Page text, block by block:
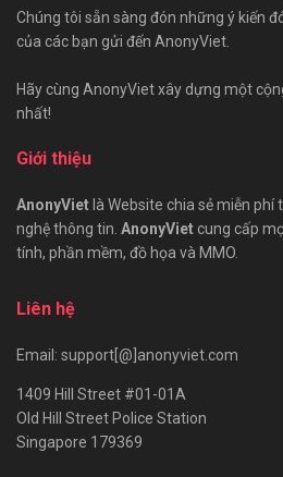
Chúng tôi sẵn sàng đón những ý kiến
của các bạn gửi đến AnonyViet.
Hãy cùng AnonyViet xây dựng một
nhất!
Giới thiệu
AnonyViet là Website chia sẻ miễn
nghệ thông tin. AnonyViet cung cấp
tính, phần mềm, đồ họa và MMO.
Liên hệ
Email: support[@]anonyviet.com
1409 Hill Street #01-01A
Old Hill Street Police Station
Singapore 179369